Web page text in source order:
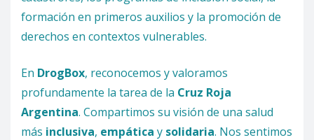
formación en primeros auxilios y la promoción de
derechos en contextos vulnerables.
En DrogBox, reconocemos y valoramos
profundamente la tarea de la Cruz Roja
Argentina. Compartimos su visión de una salud
más inclusiva, empática y solidaria. Nos sentimos